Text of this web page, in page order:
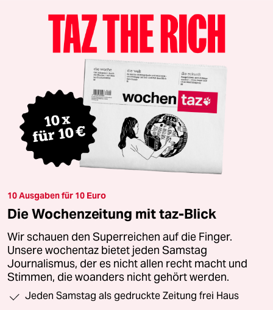
10 Ausgaben für 10 Euro
Die Wochenzeitung mit taz-Blick
Wir schauen den Superreichen auf die Finger.
Unsere wochentaz bietet jeden Samstag
Journalismus, der es nicht allen recht macht und
Stimmen, die woanders nicht gehört werden.
Jeden Samstag als gedruckte Zeitung frei Haus